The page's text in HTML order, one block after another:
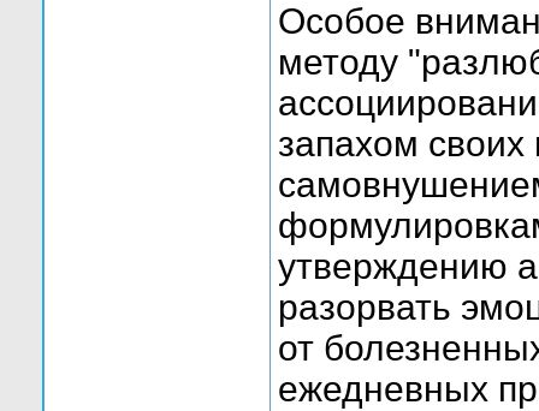
Особое
методу
запахом
утверждению
разорвать
от
ежедневных